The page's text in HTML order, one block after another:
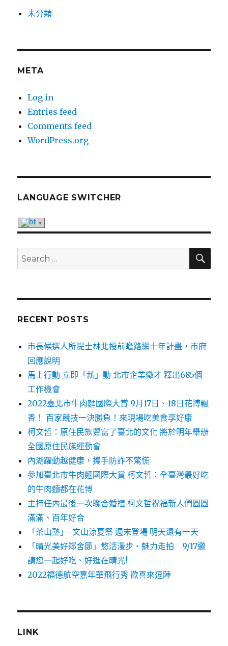
未分類
META
Log in
Entries feed
Comments feed
WordPress.org
LANGUAGE SWITCHER
Search
for:
RECENT POSTS
市長候選人所提士林北投前瞻路網十年計畫，市府
回應說明
馬上行動 立即「薪」動 北市企業徵才 釋出685個
工作機會
2022臺北市牛肉麵國際大賞 9月17日、18日花博飄
香！ 百家競技一決勝負！來現場吃美食享好康
柯文哲：原住民族豐富了臺北的文化 將於明年舉辦
全國原住民族運動會
內湖躍動越健康，攜手防詐不驚慌
參加臺北市牛肉麵國際大賞 柯文哲：全臺灣最好吃
的牛肉麵都在花博
主持任內最後一次聯合婚禮 柯文哲祝福新人們圓圓
滿滿、百年好合
「茶山塾」-文山涼夏祭 週末登場 明天還有一天
「晴光美好鄰舍節」悠活漫步‧魅力走拍 9/17邀
請您一起好吃、好逛在晴光!
2022福德航空嘉年華飛行秀 歡喜來逗陣
LINK